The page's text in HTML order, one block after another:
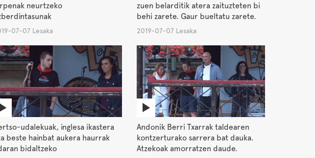
neurtzeko
07-07 Lesaka
zuen belarditik atera zaituzteten bi
behi zarete. Gaur bueltatu zarete.
2019-07-07 Lesaka
udalekuak, inglesa ikastera
beste hainbat aukera haurrak
bidaltzeko
Andonik Berri Txarrak taldearen
kontzerturako sarrera bat dauka.
Atzekoak amorratzen daude.